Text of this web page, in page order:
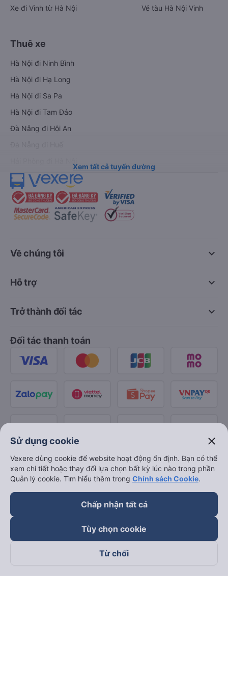
Xe đi Vinh từ Hà Nội
Vé tàu Hà Nội Vinh
Thuê xe
Hà Nội đi Ninh Bình
Hà Nội đi Hạ Long
Hà Nội đi Sa Pa
Hà Nội đi Tam Đảo
Đà Nẵng đi Hội An
Xem tất cả tuyến đường
keyboard_arrow_down
Về chúng tôi
keyboard_arrow_down
Hỗ trợ
keyboard_arrow_down
Trở thành đối tác
Đối tác thanh toán
Theo dõi chúng tôi trên
Sử dụng cookie close
Vexere dùng cookie để website hoạt động ổn định. Bạn có thể
xem chi tiết hoặc thay đổi lựa chọn bất kỳ lúc nào trong phần
Quản lý cookie. Tìm hiểu thêm trong Chính sách Cookie.
Chấp nhận tất cả
Tùy chọn cookie
Từ chối